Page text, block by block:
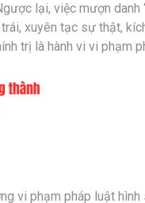
lại, việc mượn danh
trái, xuyên tạc sự thật,
trị là hành vi vi phạm
vi phạm pháp luật